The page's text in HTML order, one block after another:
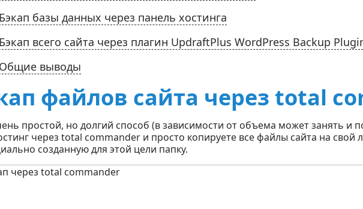
базы данных через панель хостинга
всего сайта через плагин UpdraftPlus WordPress Backup
выводы
файлов сайта через total
простой, но долгий способ (в зависимости от объема может занять и
через total commander и просто копируете все файлы сайта на
созданную для этой цели папку.